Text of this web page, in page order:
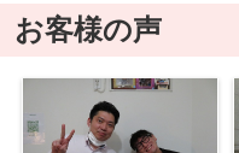
お客様の声